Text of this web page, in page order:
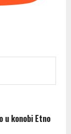
u konobi Etno